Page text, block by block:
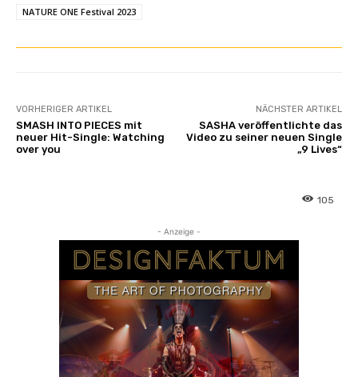
NATURE ONE Festival 2023
VORHERIGER ARTIKEL
SMASH INTO PIECES mit
neuer Hit-Single: Watching
over you
NÄCHSTER ARTIKEL
SASHA veröffentlichte das
Video zu seiner neuen Single
„9 Lives“
105
- Anzeige -